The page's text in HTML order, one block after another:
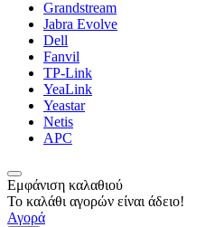
Grandstream
Jabra Evolve
Dell
Fanvil
TP-Link
YeaLink
Yeastar
Netis
APC
Εμφάνιση καλαθιού
Το καλάθι αγορών είναι άδειο!
Αγορά